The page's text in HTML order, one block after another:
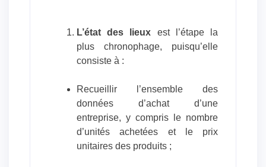
L’état des lieux est l’étape la
plus chronophage, puisqu’elle
consiste à :
Recueillir l’ensemble des
données d’achat d’une
entreprise, y compris le nombre
d’unités achetées et le prix
unitaires des produits ;